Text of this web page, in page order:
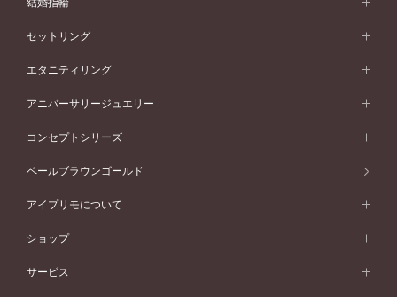
婚約指輪一覧
ピンクゴールド
ペールブラウンゴールド
ウェーブライン
V字ライン
ワンサイドメレ
ダブルサイドメレ
シンプル
フェミニン
モード
50万円台～
40万円台～
30万円台～
婚約指輪 人気ランキング
婚約ネックレス
結婚指輪 (マリッジリング)
結婚指輪一覧
ピンクゴールド
ペールブラウンゴールド
ウェーブライン
V字ライン
ワンメレ
セベラルメレ
シンプル
フェミニン
モード
50万円～
40万円～50万円
セットリング
セットリング
セットリング一覧
ピンクゴールド
ペールブラウンゴールド
エタニティリング
エタニティリング
エタニティリング一覧
ピンクゴールド
ペールブラウンゴールド
アニバーサリージュエリー
アニバーサリージュエリー
アニバーサリージュエリー一覧
ファッションリング
ブレスレット
コンセプトシリーズ
コンセプトシリーズ
オリジンビリーフ
エトワル
ペールブラウンゴールド
アイプリモについて
アイプリモについて
パーソナルハンド診断
ショップ
店舗一覧
サービス